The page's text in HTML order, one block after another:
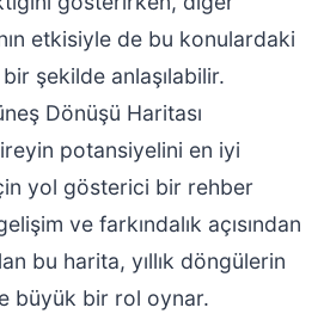
etkisiyle de bu konulardaki
şekilde anlaşılabilir.
Dönüşü Haritası
potansiyelini en iyi
yol gösterici bir rehber
ve farkındalık açısından
bu harita, yıllık döngülerin
büyük bir rol oynar.